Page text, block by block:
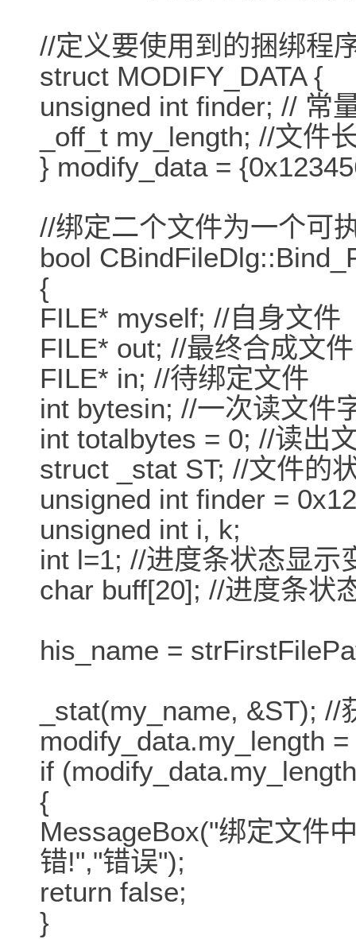
//定义要使用到的捆绑程
struct MODIFY_DATA {
unsigned int finder; // 常
_off_t my_length; //文件
} modify_data =
//绑定二个文件为一个可
bool
{
FILE* myself; //自身文件
FILE* out; //最终合成文件
FILE* in; //待绑定文件
int bytesin; //一次读文件
int totalbytes = 0; //读出
struct _stat ST; //文件的
unsigned int finder =
unsigned int i, k;
int l=1; //进度条状态显示
char buff[20]; //进度条状
his_name =
_stat(my_name, &ST);
modify_data.my_length
if
{
MessageBox("绑定文件
错!","错误");
return false;
}